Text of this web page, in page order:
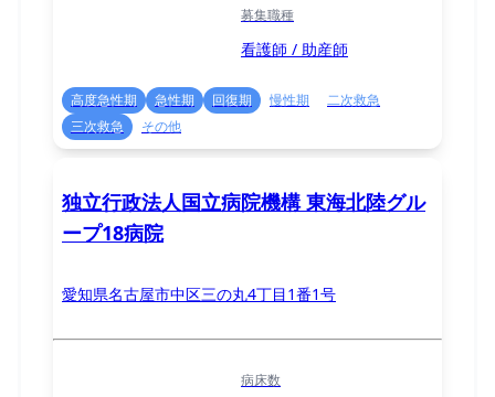
募集職種
看護師 / 助産師
高度急性期 急性期 回復期 慢性期
二次救急
三次救急
その他
独立行政法人国立病院機構 東海北陸グル
ープ18病院
愛知県名古屋市中区三の丸4丁目1番1号
病床数